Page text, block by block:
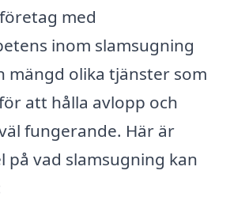
med
inom slamsugning
mängd olika tjänster som
att hålla avlopp och
fungerande. Här är
på vad slamsugning kan